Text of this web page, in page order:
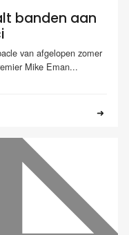
banden aan
van afgelopen zomer
Mike Eman...